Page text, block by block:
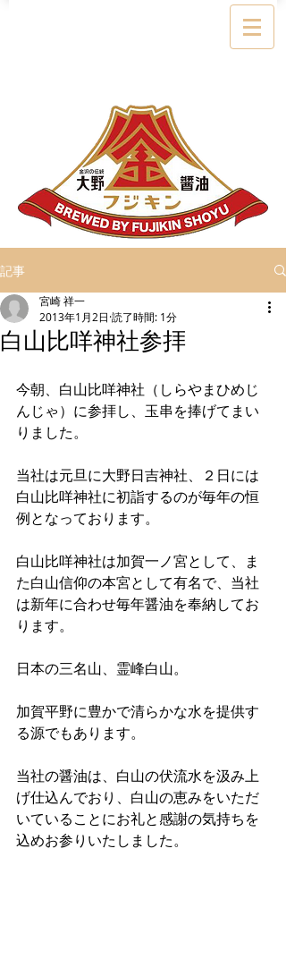
記事
白山比咩神社参拝
宮崎 祥一
2013年1月2日 読了時間: 1分
今朝、白山比咩神社（しらやまひめじ
んじゃ）に参拝し、玉串を捧げてまい
りました。
当社は元旦に大野日吉神社、２日には
白山比咩神社に初詣するのが毎年の恒
例となっております。
白山比咩神社は加賀一ノ宮として、ま
た白山信仰の本宮として有名で、当社
は新年に合わせ毎年醤油を奉納してお
ります。
日本の三名山、霊峰白山。
加賀平野に豊かで清らかな水を提供す
る源でもあります。
当社の醤油は、白山の伏流水を汲み上
げ仕込んでおり、白山の恵みをいただ
いていることにお礼と感謝の気持ちを
込めお参りいたしました。